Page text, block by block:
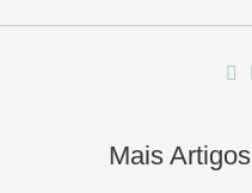
Mais Artigos